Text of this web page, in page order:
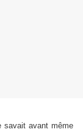
savait avant même